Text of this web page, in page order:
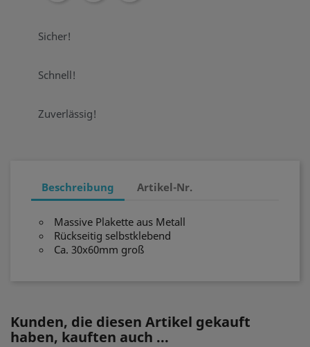
Sicher!
Schnell!
Zuverlässig!
Beschreibung Artikel-Nr.
Massive Plakette aus Metall
Rückseitig selbstklebend
Ca. 30x60mm groß
Kunden, die diesen Artikel gekauft
haben, kauften auch ...